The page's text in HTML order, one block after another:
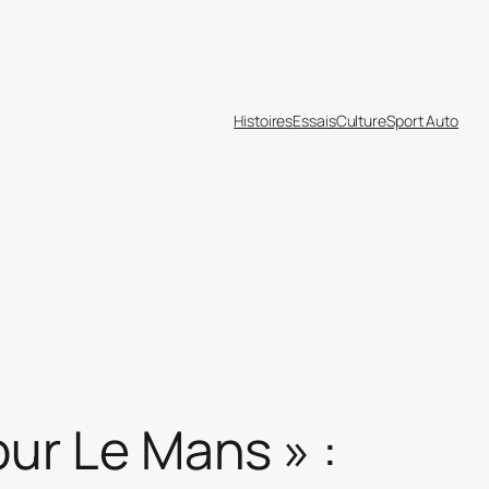
HistoiresEssaisCultureSport Auto
Le Mans » :